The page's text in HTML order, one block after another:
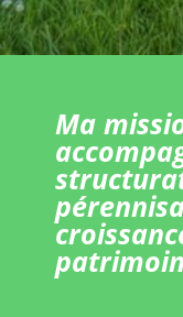
Ma